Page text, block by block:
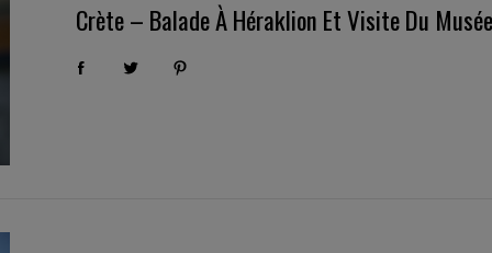
Crète – Balade À Héraklion Et Visite Du